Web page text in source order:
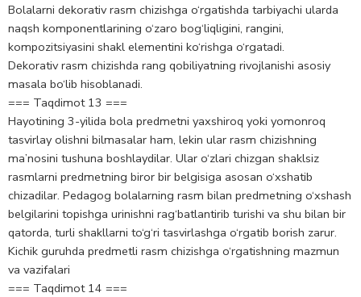
Bolalarni dekorativ rasm chizishga o‘rgatishda tarbiyachi ularda
naqsh komponentlarining o‘zaro bog‘liqligini, rangini,
kompozitsiyasini shakl elementini ko‘rishga o‘rgatadi.
Dekorativ rasm chizishda rang qobiliyatning rivojlanishi asosiy
masala bo‘lib hisoblanadi.
=== Taqdimot 13 ===
Hayotining 3-yilida bola predmetni yaxshiroq yoki yomonroq
tasvirlay olishni bilmasalar ham, lekin ular rasm chizishning
ma’nosini tushuna boshlaydilar. Ular o‘zlari chizgan shaklsiz
rasmlarni predmetning biror bir belgisiga asosan o‘xshatib
chizadilar. Pedagog bolalarning rasm bilan predmetning o‘xshash
belgilarini topishga urinishni rag‘batlantirib turishi va shu bilan bir
qatorda, turli shakllarni to‘g‘ri tasvirlashga o‘rgatib borish zarur.
Kichik guruhda predmetli rasm chizishga o‘rgatishning mazmun
va vazifalari
=== Taqdimot 14 ===